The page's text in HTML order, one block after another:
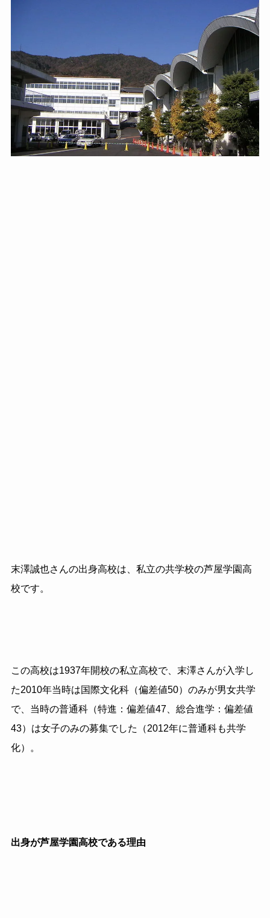
末澤誠也さんの出身高校は、私立の共学校の芦屋学園高
校です。
この高校は1937年開校の私立高校で、末澤さんが入学し
た2010年当時は国際文化科（偏差値50）のみが男女共学
で、当時の普通科（特進：偏差値47、総合進学：偏差値
43）は女子のみの募集でした（2012年に普通科も共学
化）。
出身が芦屋学園高校である理由